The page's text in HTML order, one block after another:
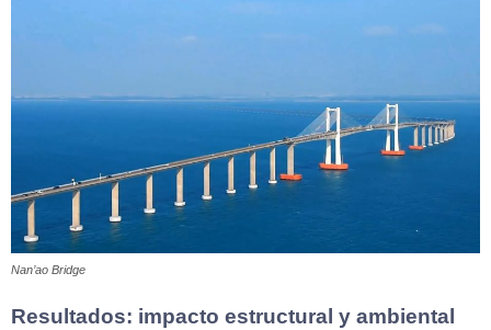
Nan’ao Bridge
Resultados: impacto estructural y ambiental